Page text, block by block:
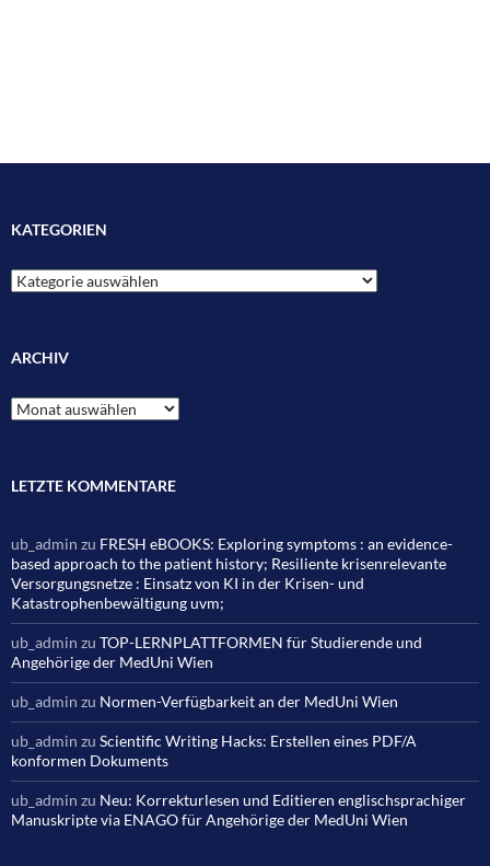
KATEGORIEN
Kategorien
ARCHIV
Archiv
LETZTE KOMMENTARE
ub_admin zu FRESH eBOOKS: Exploring symptoms : an evidence-
based approach to the patient history; Resiliente krisenrelevante
Versorgungsnetze : Einsatz von KI in der Krisen- und
Katastrophenbewältigung uvm;
ub_admin zu TOP-LERNPLATTFORMEN für Studierende und
Angehörige der MedUni Wien
ub_admin zu Normen-Verfügbarkeit an der MedUni Wien
ub_admin zu Scientific Writing Hacks: Erstellen eines PDF/A
konformen Dokuments
ub_admin zu Neu: Korrekturlesen und Editieren englischsprachiger
Manuskripte via ENAGO für Angehörige der MedUni Wien